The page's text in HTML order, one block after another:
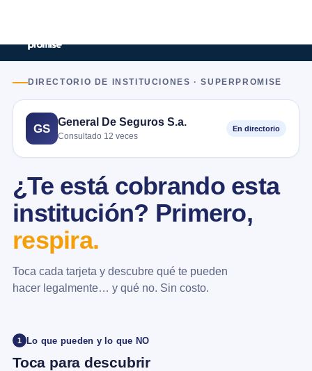
DIRECTORIO DE INSTITUCIONES · SUPERPROMISE
GS
General De Seguros S.a.
Consultado 12 veces
En directorio
¿Te está cobrando esta
institución? Primero,
respira.
Toca cada tarjeta y descubre qué te pueden
hacer legalmente… y qué no. Sin costo.
1 Lo que pueden y lo que NO
Toca para descubrir